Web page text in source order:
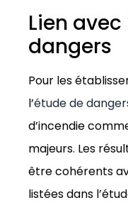
Lien avec
dangers
Pour les
l’étude de
d’incendie
majeurs. Les
être cohérents
listées dans